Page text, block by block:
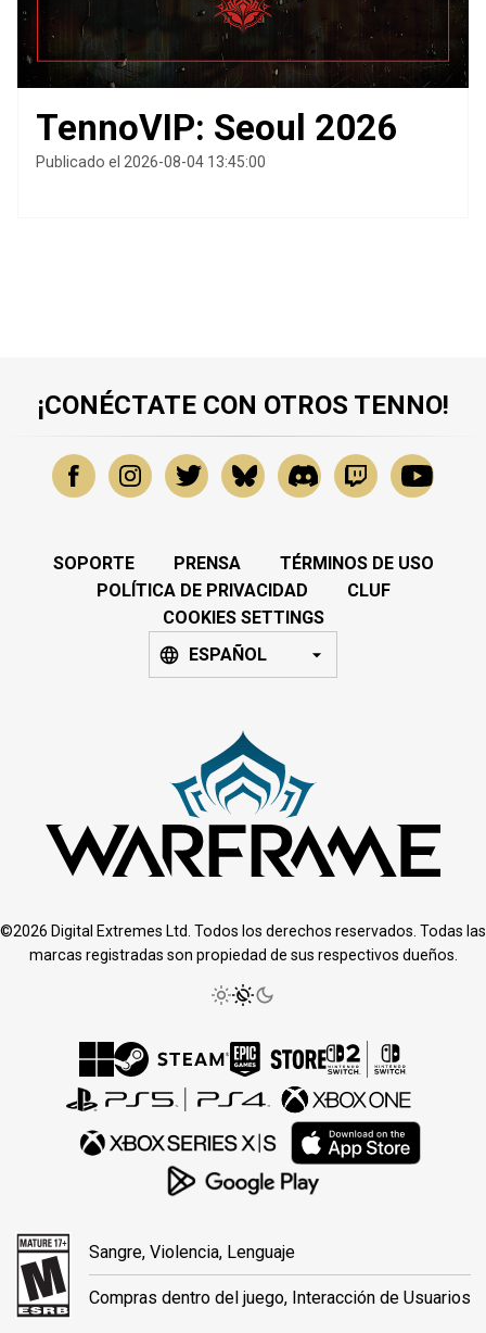
TennoVIP: Seoul 2026
Publicado el 2026-08-04 13:45:00
¡CONÉCTATE CON OTROS TENNO!
SOPORTE PRENSA
TÉRMINOS DE USO
POLÍTICA DE PRIVACIDAD
CLUF
COOKIES SETTINGS
ESPAÑOL
©2026 Digital Extremes Ltd. Todos los derechos reservados. Todas las
marcas registradas son propiedad de sus respectivos dueños.
Sangre, Violencia, Lenguaje
Compras dentro del juego, Interacción de Usuarios